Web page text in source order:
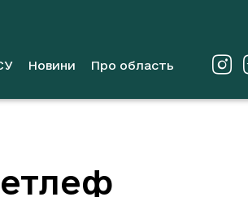
Новини Про область